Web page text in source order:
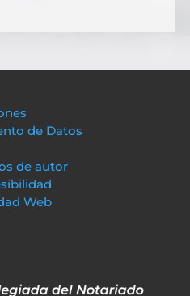
de Datos
de autor
Web